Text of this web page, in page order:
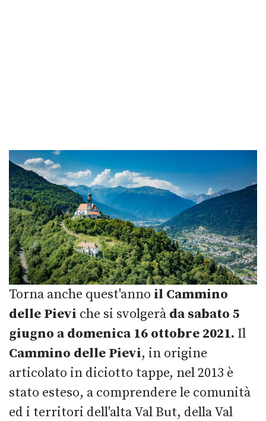
Torna anche quest'anno il Cammino
delle Pievi che si svolgerà da sabato 5
giugno a domenica 16 ottobre 2021. Il
Cammino delle Pievi, in origine
articolato in diciotto tappe, nel 2013 è
stato esteso, a comprendere le comunità
ed i territori dell'alta Val But, della Val